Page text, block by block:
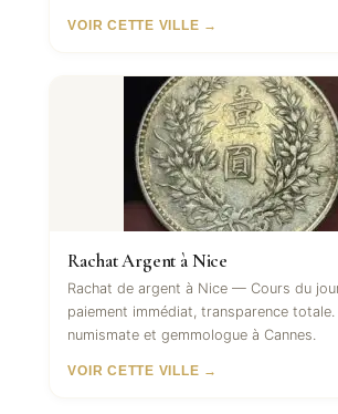
VOIR CETTE VILLE →
Rachat Argent à Nice
Rachat de argent à Nice — Cours du jour
paiement immédiat, transparence
numismate et gemmologue à Cannes.
VOIR CETTE VILLE →